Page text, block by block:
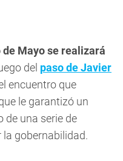
de Mayose realizará
del paso de Javier
encuentro que
le garantizó un
de una serie de
gobernabilidad.